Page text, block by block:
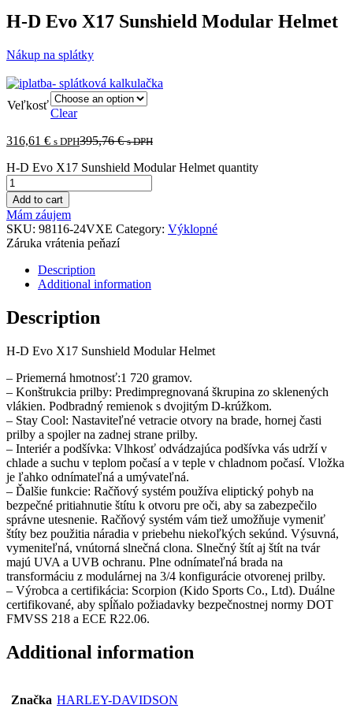
H-D Evo X17 Sunshield Modular Helmet
Nákup na splátky
Veľkosť
Clear
316,61 € s DPH395,76€ s DPH
H-D Evo X17 Sunshield Modular Helmet quantity
Add to cart
Mám záujem
SKU: 98116-24VXE Category: Výklopné
Záruka vrátenia peňazí
Description
Additional information
Description
H-D Evo X17 Sunshield Modular Helmet
– Priemerná hmotnosť:1 720 gramov.
– Konštrukcia prilby: Predimpregnovaná škrupina zo sklenených
vlákien. Podbradný remienok s dvojitým D-krúžkom.
– Stay Cool: Nastaviteľné vetracie otvory na brade, hornej časti
prilby a spojler na zadnej strane prilby.
– Interiér a podšívka: Vlhkosť odvádzajúca podšívka vás udrží v
chlade a suchu v teplom počasí a v teple v chladnom počasí. Vložka
je ľahko odnímateľná a umývateľná.
– Ďalšie funkcie: Račňový systém používa eliptický pohyb na
bezpečné pritiahnutie štítu k otvoru pre oči, aby sa zabezpečilo
správne utesnenie. Račňový systém vám tiež umožňuje vymeniť
štíty bez použitia náradia v priebehu niekoľkých sekúnd. Výsuvná,
vymeniteľná, vnútorná slnečná clona. Slnečný štít aj štít na tvár
majú UVA a UVB ochranu. Plne odnímateľná brada na
transformáciu z modulárnej na 3/4 konfigurácie otvorenej prilby.
– Výrobca a certifikácia: Scorpion (Kido Sports Co., Ltd). Duálne
certifikované, aby spĺňalo požiadavky bezpečnostnej normy DOT
FMVSS 218 a ECE R22.06.
Additional information
Značka HARLEY-DAVIDSON